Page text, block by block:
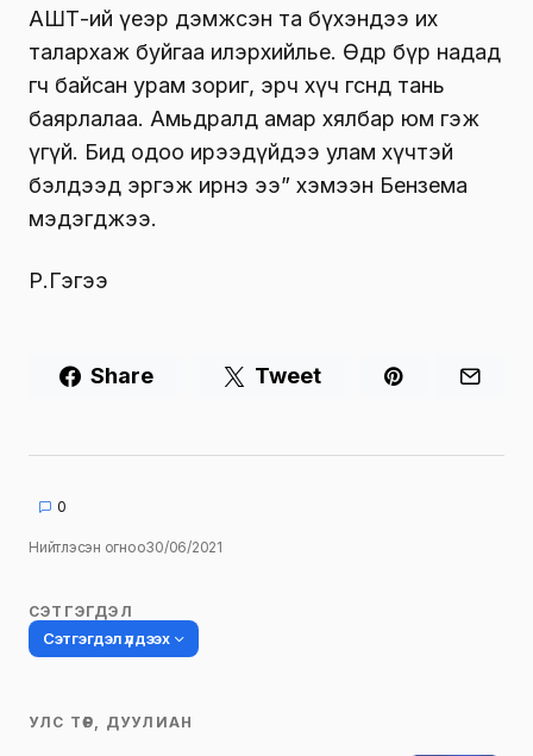
АШТ-ий үеэр дэмжсэн та бүхэндээ их
талархаж буйгаа илэрхийлье. Өдөр бүр надад
өгч байсан урам зориг, эрч хүч өгсөнд тань
баярлалаа. Амьдралд амар хялбар юм гэж
үгүй. Бид одоо ирээдүйдээ улам хүчтэй
бэлдээд эргэж ирнэ ээ” хэмээн Бензема
мэдэгджээ.
Р.Гэгээ
Share Tweet
0
Нийтлэсэн огноо30/06/2021
СЭТГЭГДЭЛ
Сэтгэгдэл үлдээх
УЛС ТӨР, ДУУЛИАН